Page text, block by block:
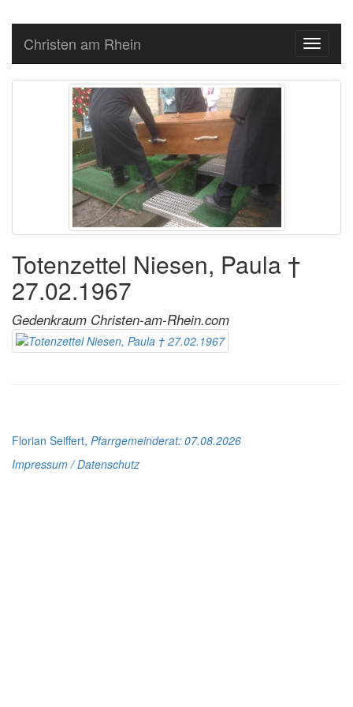
Toggle
Christen am Rhein
Totenzettel Niesen, Paula †
27.02.1967
Gedenkraum Christen-am-Rhein.com
Florian Seiffert, Pfarrgemeinderat: 07.08.2026
Impressum / Datenschutz